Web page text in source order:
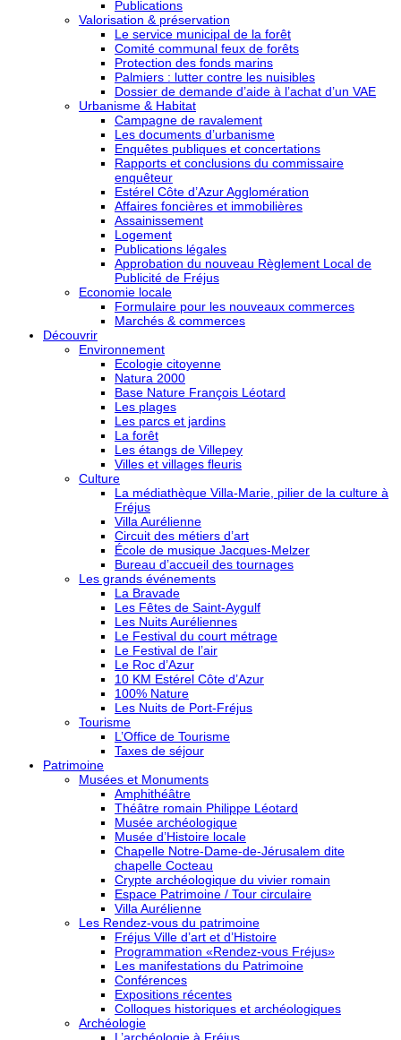
Publications
Valorisation & préservation
Le service municipal de la forêt
Comité communal feux de forêts
Protection des fonds marins
Palmiers : lutter contre les nuisibles
Dossier de demande d’aide à l’achat d’un VAE
Urbanisme & Habitat
Campagne de ravalement
Les documents d’urbanisme
Enquêtes publiques et concertations
Rapports et conclusions du commissaire
enquêteur
Estérel Côte d’Azur Agglomération
Affaires foncières et immobilières
Assainissement
Logement
Publications légales
Approbation du nouveau Règlement Local de
Publicité de Fréjus
Economie locale
Formulaire pour les nouveaux commerces
Marchés & commerces
Découvrir
Environnement
Ecologie citoyenne
Natura 2000
Base Nature François Léotard
Les plages
Les parcs et jardins
La forêt
Les étangs de Villepey
Villes et villages fleuris
Culture
La médiathèque Villa-Marie, pilier de la culture à
Fréjus
Villa Aurélienne
Circuit des métiers d’art
École de musique Jacques-Melzer
Bureau d’accueil des tournages
Les grands événements
La Bravade
Les Fêtes de Saint-Aygulf
Les Nuits Auréliennes
Le Festival du court métrage
Le Festival de l’air
Le Roc d’Azur
10 KM Estérel Côte d’Azur
100% Nature
Les Nuits de Port-Fréjus
Tourisme
L’Office de Tourisme
Taxes de séjour
Patrimoine
Musées et Monuments
Amphithéâtre
Théâtre romain Philippe Léotard
Musée archéologique
Musée d’Histoire locale
Chapelle Notre-Dame-de-Jérusalem dite
chapelle Cocteau
Crypte archéologique du vivier romain
Espace Patrimoine / Tour circulaire
Villa Aurélienne
Les Rendez-vous du patrimoine
Fréjus Ville d’art et d’Histoire
Programmation «Rendez-vous Fréjus»
Les manifestations du Patrimoine
Conférences
Expositions récentes
Colloques historiques et archéologiques
Archéologie